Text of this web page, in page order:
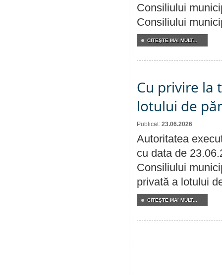
Consiliului
Consiliului
CITEŞTE MAI MULT...
Cu privire la
lotului de
Publicat: 23.06.2026
Autoritatea
cu data de
Consiliului
privată a lotului
CITEŞTE MAI MULT...